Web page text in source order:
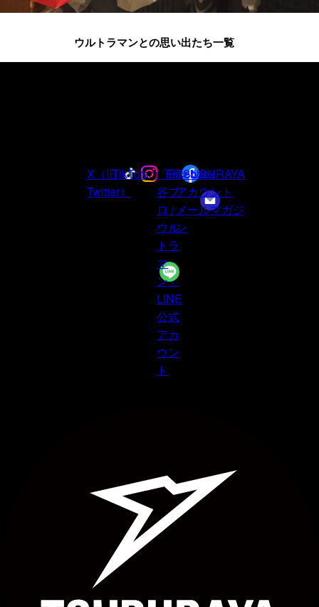
ウルトラマンとの思い出たち一覧
X（旧
Twitter）
TikTok
Instagram
「円
谷プ
ロ /
ウル
トラ
マ
ン」
LINE
公式
アカ
ウン
ト
Facebook
TSUBURAYA
アカウント
メールマガジ
ン